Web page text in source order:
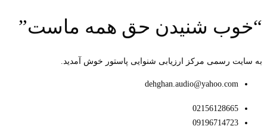
“خوب شنیدن حق همه ماست”
به سایت رسمی مرکز ارزیابی شنوایی پاستور خوش آمدید.
dehghan.audio@yahoo.com
02156128665
09196714723